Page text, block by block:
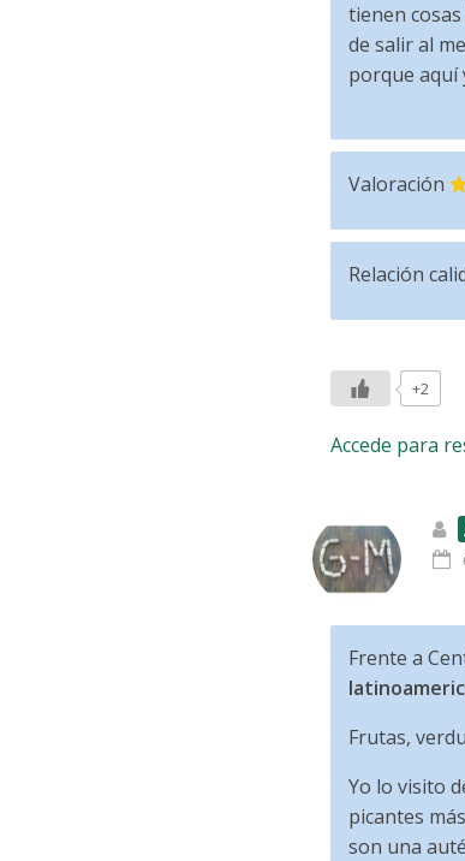
tienen
de salir al
porque aquí
Valoración
Relación
+2
Accede para
Frente a
Frutas,
Yo lo visito
picantes
son una